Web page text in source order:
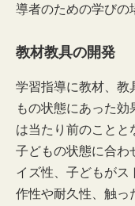
導者のための学びの
教材教具の開発
学習指導に教材、教
もの状態にあった
は当たり前のことと
子どもの状態に合わ
イズ性、子どもが
作性や耐久性、触っ